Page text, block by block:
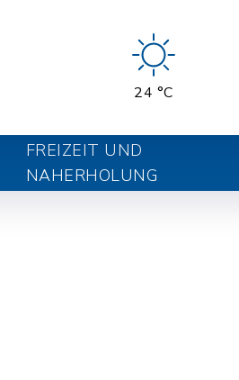
24 °C
FREIZEIT UND
NAHERHOLUNG